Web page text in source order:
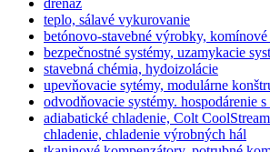
teplo, sálavé vykurovanie
betónovo-stavebné výrobky, komínové
bezpečnostné systémy, uzamykacie
stavebná chémia, hydoizolácie
upevňovacie sytémy, modulárne
odvodňovacie systémy. hospodárenie
adiabatické chladenie, Colt
chladenie, chladenie výrobných hál